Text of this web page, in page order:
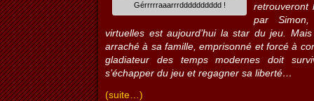
Gérrrrraaarrrdddddddddd !
retrouveront
par
virtuelles est aujourd’hui la star du jeu.
arraché à sa famille, emprisonné et forcé à
gladiateur des temps modernes doit
s’échapper du jeu et regagner sa liberté…
(suite…)